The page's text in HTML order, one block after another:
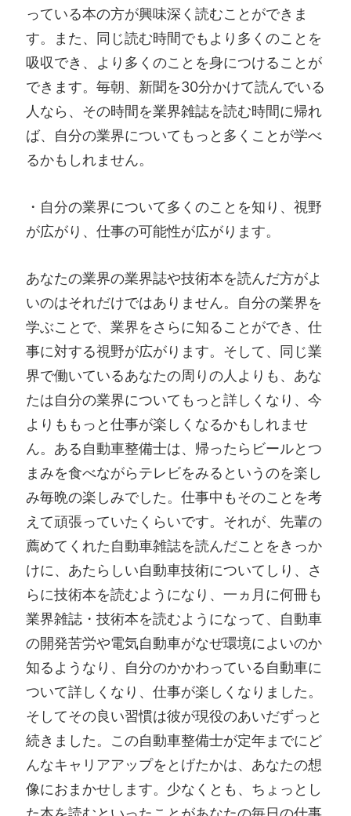
っている本の方が興味深く読むことができま
す。また、同じ読む時間でもより多くのことを
吸収でき、より多くのことを身につけることが
できます。毎朝、新聞を30分かけて読んでいる
人なら、その時間を業界雑誌を読む時間に帰れ
ば、自分の業界についてもっと多くことが学べ
るかもしれません。
・自分の業界について多くのことを知り、視野
が広がり、仕事の可能性が広がります。
あなたの業界の業界誌や技術本を読んだ方がよ
いのはそれだけではありません。自分の業界を
学ぶことで、業界をさらに知ることができ、仕
事に対する視野が広がります。そして、同じ業
界で働いているあなたの周りの人よりも、あな
たは自分の業界についてもっと詳しくなり、今
よりももっと仕事が楽しくなるかもしれませ
ん。ある自動車整備士は、帰ったらビールとつ
まみを食べながらテレビをみるというのを楽し
み毎晩の楽しみでした。仕事中もそのことを考
えて頑張っていたくらいです。それが、先輩の
薦めてくれた自動車雑誌を読んだことをきっか
けに、あたらしい自動車技術についてしり、さ
らに技術本を読むようになり、一ヵ月に何冊も
業界雑誌・技術本を読むようになって、自動車
の開発苦労や電気自動車がなぜ環境によいのか
知るようなり、自分のかかわっている自動車に
ついて詳しくなり、仕事が楽しくなりました。
そしてその良い習慣は彼が現役のあいだずっと
続きました。この自動車整備士が定年までにど
んなキャリアアップをとげたかは、あなたの想
像におまかせします。少なくとも、ちょっとし